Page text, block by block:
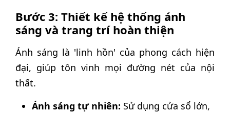
Bước 3: Thiết kế hệ thống ánh
sáng và trang trí hoàn thiện
Ánh sáng là 'linh hồn' của phong cách hiện
đại, giúp tôn vinh mọi đường nét của nội
thất.
Ánh sáng tự nhiên: Sử dụng cửa sổ lớn,